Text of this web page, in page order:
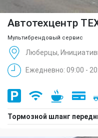
Автотехцентр
Мультибрендовый сервис
Люберцы,
Ежедневно: 09:00 -
Тормозной шланг